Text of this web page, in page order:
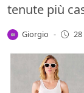
tenute più
Giorgio -